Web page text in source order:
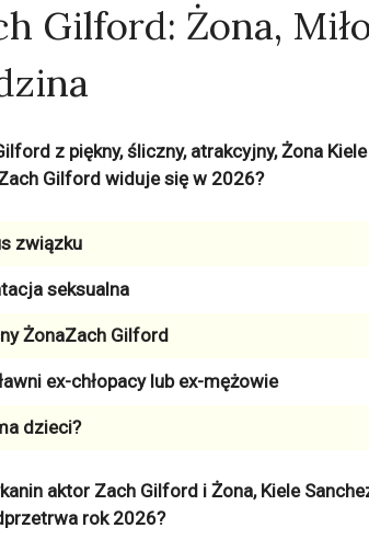
Gilford: Żona,
z piękny, śliczny, atrakcyjny, Żona
Gilford widuje się w 2026?
związku
seksualna
ŻonaZach Gilford
ex-chłopacy lub ex-mężowie
dzieci?
aktor Zach Gilford i Żona, Kiele
rok 2026?